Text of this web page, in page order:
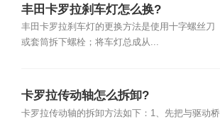
丰田卡罗拉刹车灯怎么换?
丰田卡罗拉刹车灯的更换方法是使用十字螺丝刀
或套筒拆下螺栓；将车灯总成从...
卡罗拉传动轴怎么拆卸?
卡罗拉传动轴的拆卸方法如下：1、先把与驱动桥